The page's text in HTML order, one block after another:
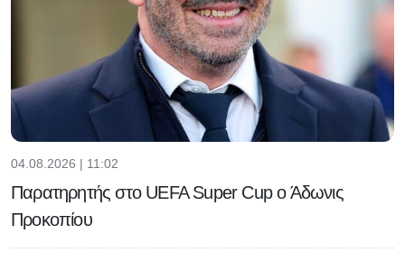
04.08.2026 | 11:02
Παρατηρητής στο UEFA Super Cup ο Άδωνις
Προκοπίου